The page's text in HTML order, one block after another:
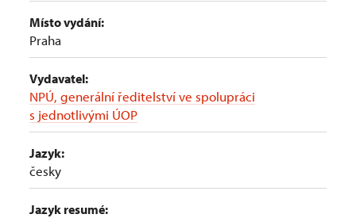
Místo vydání:
Praha
Vydavatel:
NPÚ, generální ředitelství ve spolupráci
s jednotlivými ÚOP
Jazyk:
česky
Jazyk resumé: